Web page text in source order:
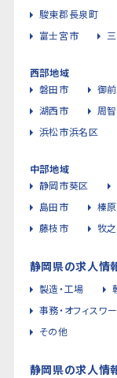
駿東郡長泉町
富士宮市
西部地域
磐田市
御
湖西市
周
浜松市浜名区
中部地域
静岡市葵区
島田市
榛
藤枝市
牧
静岡県の求人情
製造・工場
事務・オフィスワ
その他
静岡県の求人情